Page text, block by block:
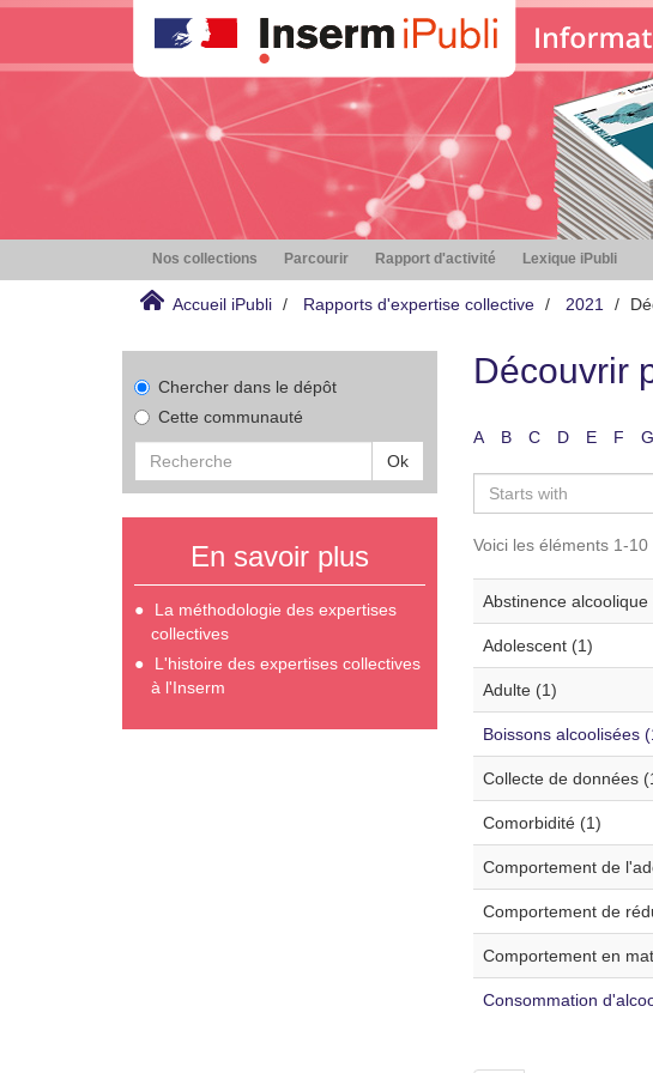
Nos collections Parcourir Rapport d'activité Lexique iPubli
Accueil iPubli Rapports d'expertise collective 2021
Chercher dans le dépôt
Cette communauté
Ok
En savoir plus
La méthodologie des expertises
collectives
L'histoire des expertises collectives
à l'Inserm
Découvrir
A B C D E F G
Voici les éléments 1-10
Abstinence alcoolique
Adolescent (1)
Adulte (1)
Boissons alcoolisées
Collecte de données
Comorbidité (1)
Comportement de
Comportement de
Comportement en
Consommation